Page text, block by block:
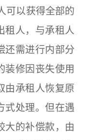
可以获得全部的
租人，与承租人
还需进行内部分
装修因丧失使用
由承租人恢复原
式处理。但在遇
大的补偿款，由